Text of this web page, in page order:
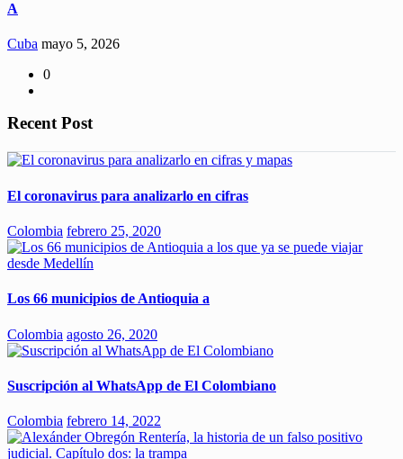
A
Cuba mayo 5, 2026
0
Recent Post
El coronavirus para analizarlo en cifras
Colombia febrero 25, 2020
Los 66 municipios de Antioquia a
Colombia agosto 26, 2020
Suscripción al WhatsApp de El Colombiano
Colombia febrero 14, 2022